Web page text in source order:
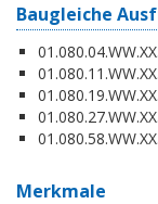
Baugleiche
Merkmale